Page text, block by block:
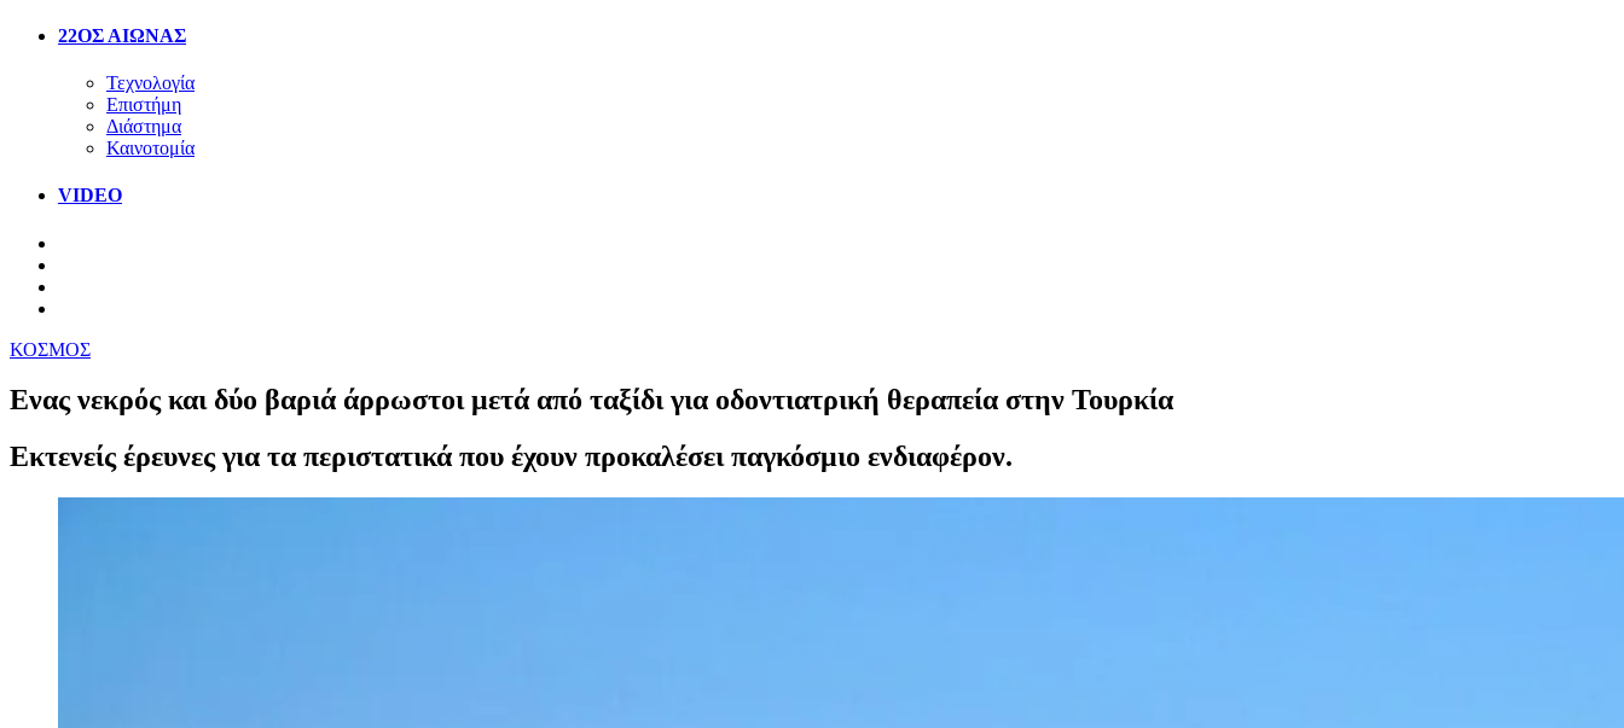
22ΟΣ ΑΙΩΝΑΣ
Τεχνολογία
Επιστήμη
Διάστημα
Καινοτομία
VIDEO
ΚΟΣΜΟΣ
Ενας νεκρός και δύο βαριά άρρωστοι μετά από ταξίδι για οδοντιατρική θεραπεία στην Τουρκία
Εκτενείς έρευνες για τα περιστατικά που έχουν προκαλέσει παγκόσμιο ενδιαφέρον.